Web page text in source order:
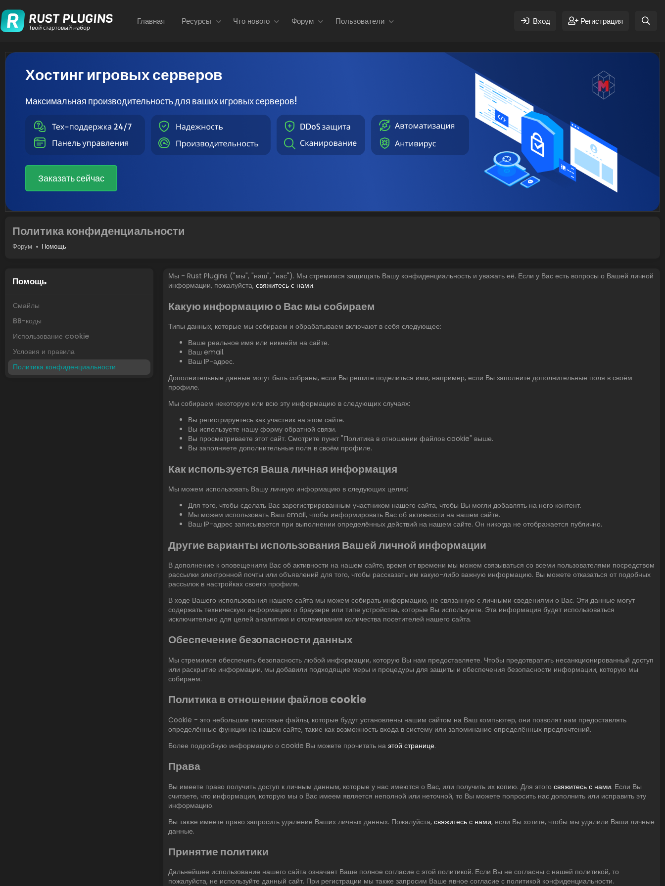
Главная Ресурсы Что нового Форум Пользователи Вход Регистрация
Хостинг игровых серверов
Максимальная производительность для ваших игровых серверов!
Заказать сейчас
Политика конфиденциальности
Форум Помощь
Помощь
Смайлы
BB-коды
Использование cookie
Условия и правила
Политика конфиденциальности
Мы - Rust Plugins ("мы", "наш", "нас"). Мы стремимся защищать Вашу конфиденциальность и уважать её. Если у Вас есть вопросы о Вашей личной
информации, пожалуйста, свяжитесь с нами.
Какую информацию о Вас мы собираем
Типы данных, которые мы собираем и обрабатываем включают в себя следующее:
Ваше реальное имя или никнейм на сайте.
Ваш email.
Ваш IP-адрес.
Дополнительные данные могут быть собраны, если Вы решите поделиться ими, например, если Вы заполните дополнительные поля в своём
профиле.
Мы собираем некоторую или всю эту информацию в следующих случаях:
Вы регистрируетесь как участник на этом сайте.
Вы используете нашу форму обратной связи.
Вы просматриваете этот сайт. Смотрите пункт "Политика в отношении файлов cookie" выше.
Вы заполняете дополнительные поля в своём профиле.
Как используется Ваша личная информация
Мы можем использовать Вашу личную информацию в следующих целях:
Для того, чтобы сделать Вас зарегистрированным участником нашего сайта, чтобы Вы могли добавлять на него контент.
Мы можем использовать Ваш email, чтобы информировать Вас об активности на нашем сайте.
Ваш IP-адрес записывается при выполнении определённых действий на нашем сайте. Он никогда не отображается публично.
Другие варианты использования Вашей личной информации
В дополнение к оповещениям Вас об активности на нашем сайте, время от времени мы можем связываться со всеми пользователями посредством
рассылки электронной почты или объявлений для того, чтобы рассказать им какую-либо важную информацию. Вы можете отказаться от подобных
рассылок в настройках своего профиля.
В ходе Вашего использования нашего сайта мы можем собирать информацию, не связанную с личными сведениями о Вас. Эти данные могут
содержать техническую информацию о браузере или типе устройства, которые Вы используете. Эта информация будет использоваться
исключительно для целей аналитики и отслеживания количества посетителей нашего сайта.
Обеспечение безопасности данных
Мы стремимся обеспечить безопасность любой информации, которую Вы нам предоставляете. Чтобы предотвратить несанкционированный доступ
или раскрытие информации, мы добавили подходящие меры и процедуры для защиты и обеспечения безопасности информации, которую мы
собираем.
Политика в отношении файлов cookie
Cookie - это небольшие текстовые файлы, которые будут установлены нашим сайтом на Ваш компьютер, они позволят нам предоставлять
определённые функции на нашем сайте, такие как возможность входа в систему или запоминание определённых предпочтений.
Более подробную информацию о cookie Вы можете прочитать на этой странице.
Права
Вы имеете право получить доступ к личным данным, которые у нас имеются о Вас, или получить их копию. Для этого свяжитесь с нами. Если Вы
считаете, что информация, которую мы о Вас имеем является неполной или неточной, то Вы можете попросить нас дополнить или исправить эту
информацию.
Вы также имеете право запросить удаление Ваших личных данных. Пожалуйста, свяжитесь с нами, если Вы хотите, чтобы мы удалили Ваши личные
данные.
Принятие политики
Дальнейшее использование нашего сайта означает Ваше полное согласие с этой политикой. Если Вы не согласны с нашей политикой, то
пожалуйста, не используйте данный сайт. При регистрации мы также запросим Ваше явное согласие с политикой конфиденциальности.